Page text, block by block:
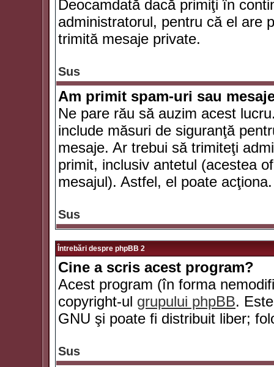
Deocamdată dacă primiţi în
administratorul, pentru că el are
trimită mesaje private.
Sus
Am primit spam-uri sau
Ne pare rău să auzim acest
include măsuri de siguranţă
mesaje. Ar trebui să trimiteţi
primit, inclusiv antetul (acestea
mesajul). Astfel, el poate acţiona.
Sus
Întrebări despre phpBB 2
Cine a scris acest program?
Acest program (în forma
copyright-ul grupului phpBB.
GNU şi poate fi distribuit liber;
Sus